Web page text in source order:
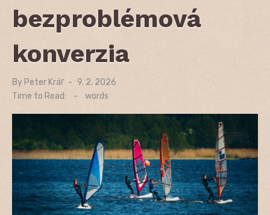
bezproblémová
konverzia
By Peter Kráľ
Posted
on
9. 2. 2026
Time to Read:
- words